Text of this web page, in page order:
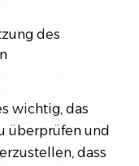
des
wichtig, das
überprüfen und
dass